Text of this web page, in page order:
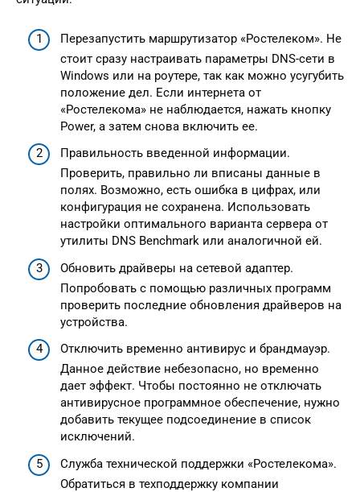
Перезапустить маршрутизатор «Ростелеком». Не
стоит сразу настраивать параметры DNS-сети в
Windows или на роутере, так как можно усугубить
положение дел. Если интернета от
«Ростелекома» не наблюдается, нажать кнопку
Power, а затем снова включить ее.
Правильность введенной информации.
Проверить, правильно ли вписаны данные в
полях. Возможно, есть ошибка в цифрах, или
конфигурация не сохранена. Использовать
настройки оптимального варианта сервера от
утилиты DNS Benchmark или аналогичной ей.
Обновить драйверы на сетевой адаптер.
Попробовать с помощью различных программ
проверить последние обновления драйверов на
устройства.
Отключить временно антивирус и брандмауэр.
Данное действие небезопасно, но временно
дает эффект. Чтобы постоянно не отключать
антивирусное программное обеспечение, нужно
добавить текущее подсоединение в список
исключений.
Служба технической поддержки «Ростелекома».
Обратиться в техподдержку компании